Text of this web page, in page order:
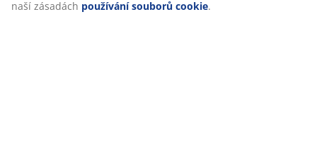
naší zásadách používání souborů cookie.